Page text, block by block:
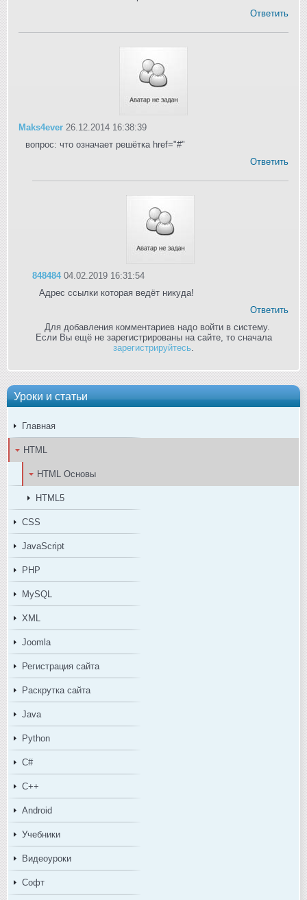
Уроки и статьи
Главная
HTML
HTML Основы
HTML5
CSS
JavaScript
PHP
MySQL
XML
Joomla
Регистрация сайта
Раскрутка сайта
Java
Python
C#
C++
Android
Учебники
Видеоуроки
Софт
Ответить
Maks4ever 26.12.2014 16:38:39
вопрос: что означает решётка href="#"
Ответить
848484 04.02.2019 16:31:54
Адрес ссылки которая ведёт никуда!
Ответить
Для добавления комментариев надо войти в систему.
Если Вы ещё не зарегистрированы на сайте, то сначала
зарегистрируйтесь